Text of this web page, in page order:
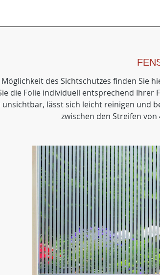
des Sichtschutzes finden Sie
die Folie individuell entsprechend
unsichtbar, lässt sich leicht reinigen und
zwischen den Streifen